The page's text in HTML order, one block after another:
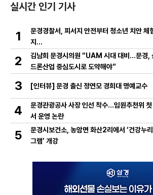
실시간 인기 기사
1
문경경찰서, 피서지 안전부터 청소년 치안 체
지…
2
김남희 문경시의원 “UAM 시대 대비…문경,
드론산업 중심도시로 도약해야”
3 [인터뷰] 문경 출신 정연모 경희대 명예교수
4
문경관광공사 사장 인선 착수…임원추천위 첫
서 운영 논란
5
문경시보건소, 농암면 화산2리에서 ‘건강누
그램’ 개강